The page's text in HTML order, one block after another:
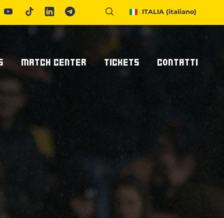
ITALIA (italiano)
MATCH CENTER TICKETS CONTATTI